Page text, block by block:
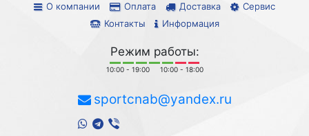
О компании Оплата Доставка
Сервис
Контакты
Информация
Режим работы:
10:00 - 19:00 10:00 - 18:00
sportcnab@yandex.ru